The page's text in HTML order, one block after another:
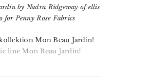
Mon Beau Jardin!
line Mon Beau Jardin!